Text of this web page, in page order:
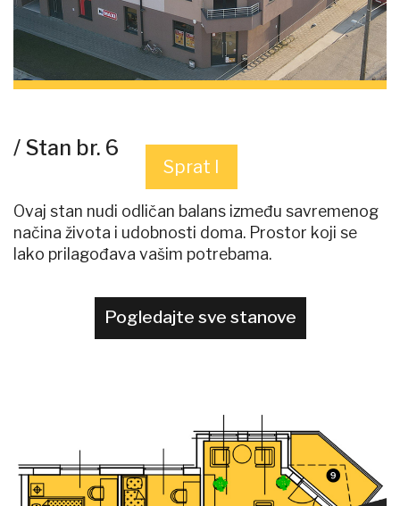
/ Stan br. 6
Sprat I
Ovaj stan nudi odličan balans između savremenog
načina života i udobnosti doma. Prostor koji se
lako prilagođava vašim potrebama.
Pogledajte sve stanove